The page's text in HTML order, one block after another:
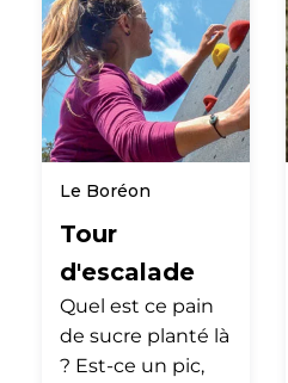
Le Boréon
Tour
d'escalade
Quel est ce pain
de sucre planté là
? Est-ce un pic,